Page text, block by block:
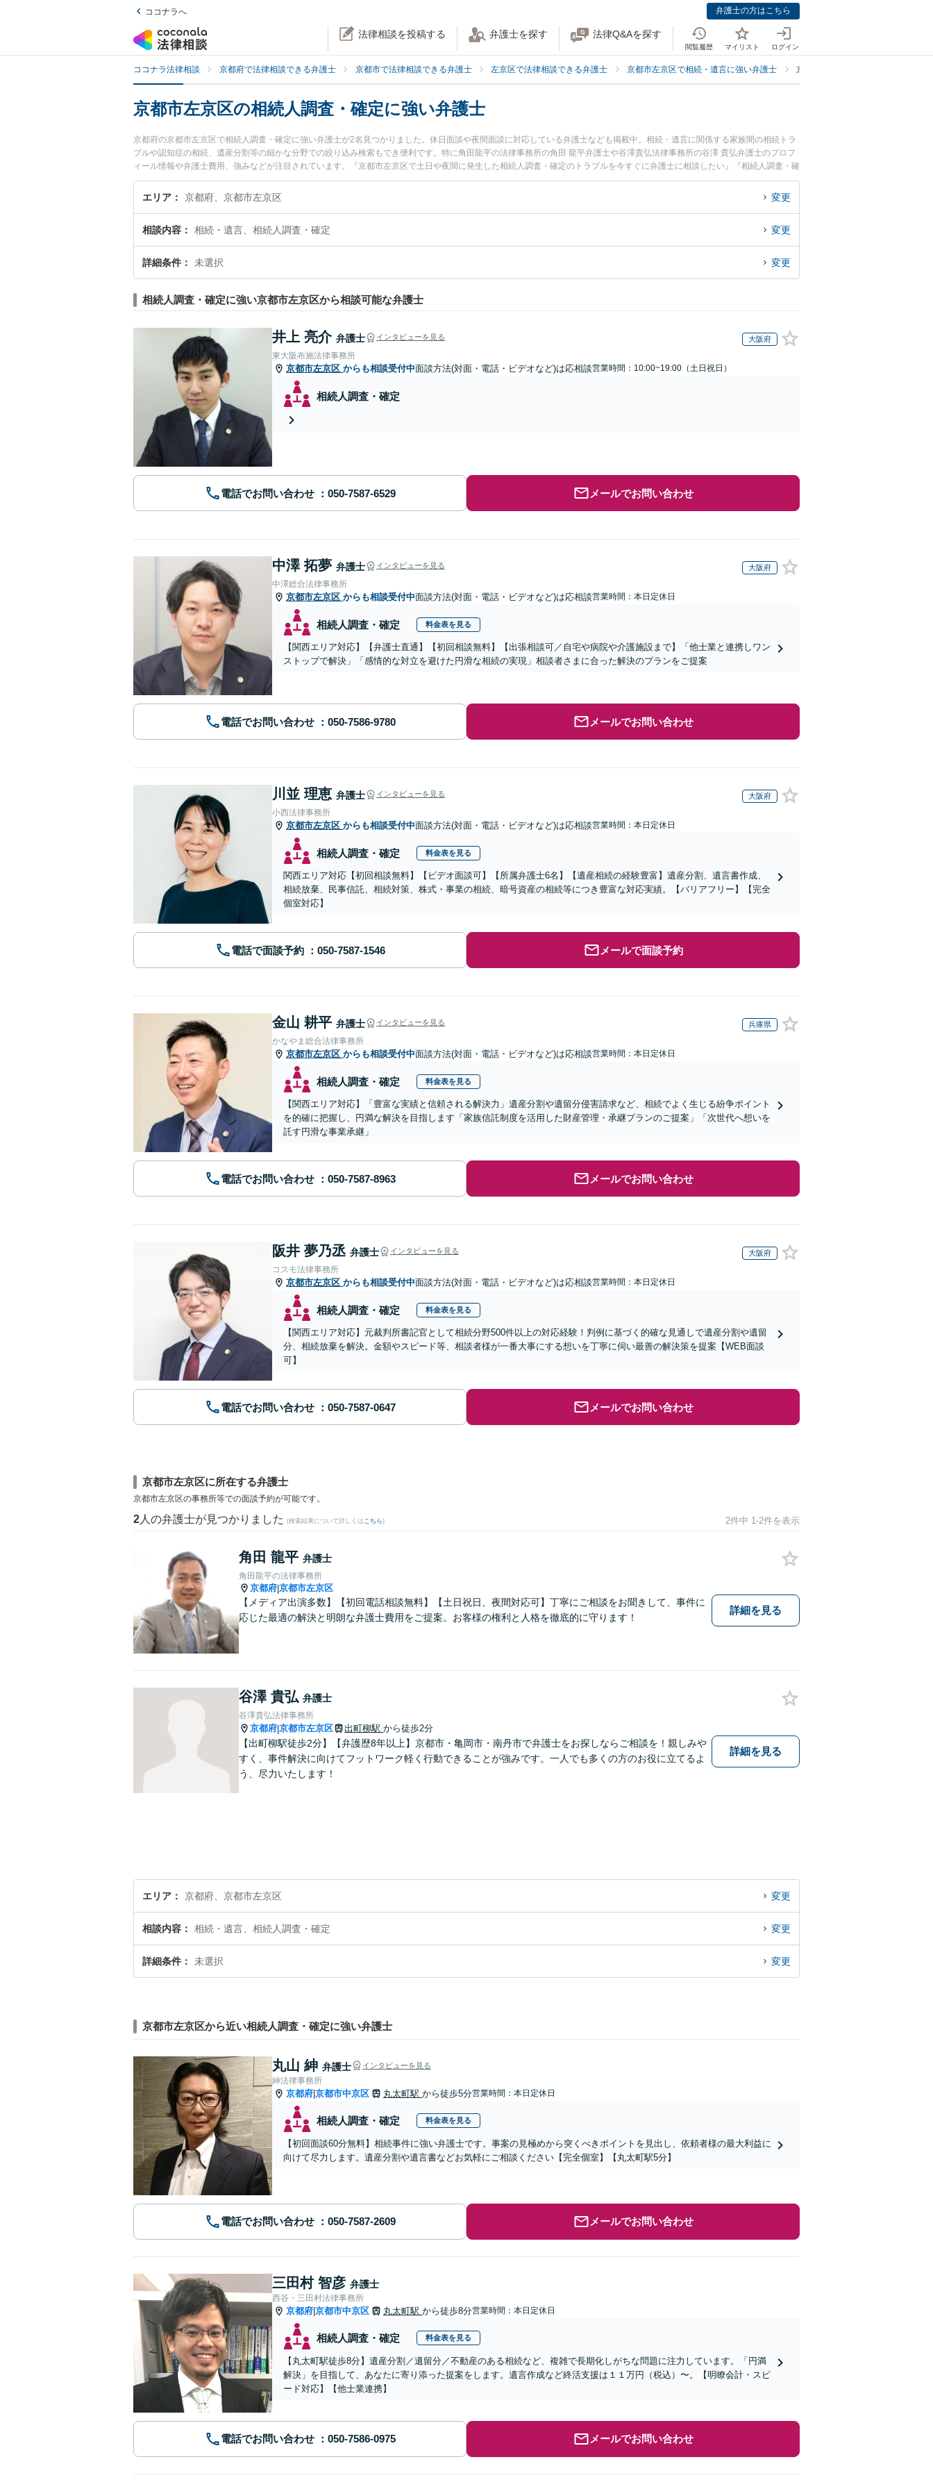
ココナラへ 弁護士の方はこちら
法律相談を投稿する 弁護士を探す 法律Q&Aを探す
閲覧履歴 マイリスト ログイン
ココナラ法律相談 京都府で法律相談できる弁護士 京都市で法律相談できる弁護士 左京区で法律相談できる弁護士 京都市左京区で相続・遺言に強い弁護士 京都市左京区で相続人調査・確定に
京都市左京区の相続人調査・確定に強い弁護士
京都府の京都市左京区で相続人調査・確定に強い弁護士が2名見つかりました。休日面談や夜間面談に対応している弁護士なども掲載中。相続・遺言に関係する家族間の相続トラ
ブルや認知症の相続、遺産分割等の細かな分野での絞り込み検索もでき便利です。特に角田龍平の法律事務所の角田 龍平弁護士や谷澤貴弘法律事務所の谷澤 貴弘弁護士のプロフ
ィール情報や弁護士費用、強みなどが注目されています。『京都市左京区で土日や夜間に発生した相続人調査・確定のトラブルを今すぐに弁護士に相談したい』『相続人調査・確
定のトラブル解決の実績豊富な近くの弁護士を検索したい』『初回相談無料で相続人調査・確定を法律相談できる京都市左京区内の弁護士に相談予約したい』などでお困りの相談
者さんにおすすめです。
エリア 京都府、京都市左京区 変更
相談内容 相続・遺言、相続人調査・確定 変更
詳細条件 未選択 変更
相続人調査・確定に強い京都市左京区から相談可能な弁護士
井上 亮介 弁護士 インタビューを見る 大阪府
東大阪布施法律事務所
京都市左京区 からも相談受付中面談方法(対面・電話・ビデオなど)は応相談営業時間：10:00~19:00（土日祝日）
相続人調査・確定
電話でお問い合わせ メールでお問い合わせ
中澤 拓夢 弁護士 インタビューを見る 大阪府
中澤総合法律事務所
京都市左京区 からも相談受付中面談方法(対面・電話・ビデオなど)は応相談営業時間：本日定休日
相続人調査・確定 料金表を見る
【関西エリア対応】【弁護士直通】【初回相談無料】【出張相談可／自宅や病院や介護施設まで】「他士業と連携しワン
ストップで解決」「感情的な対立を避けた円滑な相続の実現」相談者さまに合った解決のプランをご提案
電話でお問い合わせ メールでお問い合わせ
川並 理恵 弁護士 インタビューを見る 大阪府
小西法律事務所
京都市左京区 からも相談受付中面談方法(対面・電話・ビデオなど)は応相談営業時間：本日定休日
相続人調査・確定 料金表を見る
関西エリア対応【初回相談無料】【ビデオ面談可】【所属弁護士6名】【遺産相続の経験豊富】遺産分割、遺言書作成、
相続放棄、民事信託、相続対策、株式・事業の相続、暗号資産の相続等につき豊富な対応実績。【バリアフリー】【完全
個室対応】
電話で面談予約 メールで面談予約
金山 耕平 弁護士 インタビューを見る 兵庫県
かなやま総合法律事務所
京都市左京区 からも相談受付中面談方法(対面・電話・ビデオなど)は応相談営業時間：本日定休日
相続人調査・確定 料金表を見る
【関西エリア対応】「豊富な実績と信頼される解決力」遺産分割や遺留分侵害請求など、相続でよく生じる紛争ポイント
を的確に把握し、円満な解決を目指します「家族信託制度を活用した財産管理・承継プランのご提案」「次世代へ想いを
託す円滑な事業承継」
電話でお問い合わせ メールでお問い合わせ
阪井 夢乃丞 弁護士 インタビューを見る 大阪府
コスモ法律事務所
京都市左京区 からも相談受付中面談方法(対面・電話・ビデオなど)は応相談営業時間：本日定休日
相続人調査・確定 料金表を見る
【関西エリア対応】元裁判所書記官として相続分野500件以上の対応経験！判例に基づく的確な見通しで遺産分割や遺留
分、相続放棄を解決。金額やスピード等、相談者様が一番大事にする想いを丁寧に伺い最善の解決策を提案【WEB面談
可】
電話でお問い合わせ メールでお問い合わせ
京都市左京区に所在する弁護士
京都市左京区の事務所等での面談予約が可能です。
2 人の弁護士が見つかりました (検索結果について詳しくは こちら) 2件中 1-2件を表示
角田 龍平 弁護士
角田龍平の法律事務所
京都府|京都市左京区
【メディア出演多数】【初回電話相談無料】【土日祝日、夜間対応可】丁寧にご相談をお聞きして、事件に
応じた最適の解決と明朗な弁護士費用をご提案。お客様の権利と人格を徹底的に守ります！
詳細を見る
谷澤 貴弘 弁護士
谷澤貴弘法律事務所
京都府|京都市左京区 出町柳駅 から徒歩2分
【出町柳駅徒歩2分】【弁護歴8年以上】京都市・亀岡市・南丹市で弁護士をお探しならご相談を！親しみや
すく、事件解決に向けてフットワーク軽く行動できることが強みです。一人でも多くの方のお役に立てるよ
う、尽力いたします！
詳細を見る
エリア 京都府、京都市左京区 変更
相談内容 相続・遺言、相続人調査・確定 変更
詳細条件 未選択 変更
京都市左京区から近い相続人調査・確定に強い弁護士
丸山 紳 弁護士 インタビューを見る
紳法律事務所
京都府 京都市中京区 丸太町駅 から徒歩5分営業時間：本日定休日
相続人調査・確定 料金表を見る
【初回面談60分無料】相続事件に強い弁護士です。事案の見極めから突くべきポイントを見出し、依頼者様の最大利益に
向けて尽力します。遺産分割や遺言書などお気軽にご相談ください【完全個室】【丸太町駅5分】
電話でお問い合わせ メールでお問い合わせ
三田村 智彦 弁護士
西谷・三田村法律事務所
京都府 京都市中京区 丸太町駅 から徒歩8分営業時間：本日定休日
相続人調査・確定 料金表を見る
【丸太町駅徒歩8分】遺産分割／遺留分／不動産のある相続など、複雑で長期化しがちな問題に注力しています。「円満
解決」を目指して、あなたに寄り添った提案をします。遺言作成など終活支援は１１万円（税込）〜。【明瞭会計・スピ
ード対応】【他士業連携】
電話でお問い合わせ メールでお問い合わせ